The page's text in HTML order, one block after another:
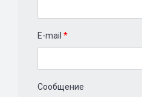
E-mail *
Сообщение